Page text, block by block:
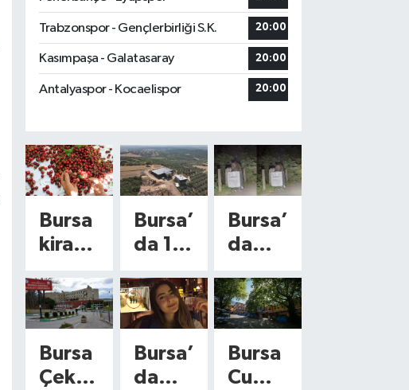
Trabzonspor - Gençlerbirliği S.K. 20:00
Kasımpaşa - Galatasaray 20:00
Antalyaspor - Kocaelispor 20:00
Bursa
kirazı
ya
açılıy
or!
Gözle
Bursa’
da 10
leyi
ilgilen
diren
proje!
Bursa’
da
eri
şaşkın
a
çevire
Bursa
Çekir
Bursa’
da
Bursa
Cumal